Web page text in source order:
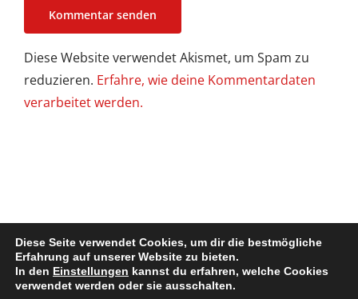
Diese Website verwendet Akismet, um Spam zu
reduzieren. Erfahre, wie deine Kommentardaten
verarbeitet werden.
Impressum / Disclaimer| Copyright @ 2022. All Rights Reserved
Diese Seite verwendet Cookies, um dir die bestmögliche
Erfahrung auf unserer Website zu bieten.
In den Einstellungen kannst du erfahren, welche Cookies
verwendet werden oder sie ausschalten.